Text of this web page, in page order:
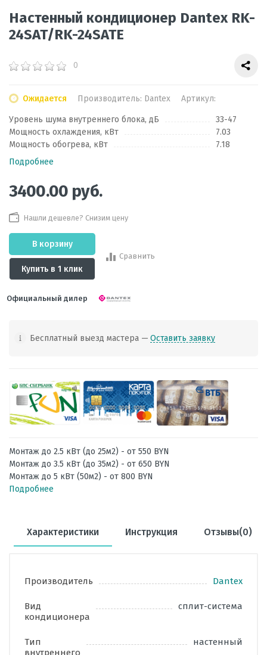
Настенный кондиционер Dantex RK-
24SAT/RK-24SATE
0
Ожидается Производитель: Dantex Артикул:
Уровень шума внутреннего блока, дБ
33-47
Мощность охлаждения, кВт
7.03
Мощность обогрева, кВт
7.18
Подробнее
3400.00 руб.
Нашли дешевле? Снизим цену
В корзину
Купить в 1 клик
Сравнить
Официальный дилер
Бесплатный выезд мастера — Оставить заявку
Монтаж до 2.5 кВт (до 25м2) - от 550 BYN
Монтаж до 3.5 кВт (до 35м2) - от 650 BYN
Монтаж до 5 кВт (50м2) - от 800 BYN
Подробнее
Характеристики Инструкция Отзывы(0)
Производитель Dantex
Вид
кондиционера
сплит-система
Тип
внутреннего
настенный